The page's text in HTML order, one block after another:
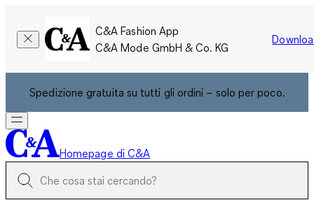
C&A Fashion App
C&A Mode GmbH & Co. KG
Spedizione gratuita su tutti gli ordini – solo per poco.
Homepage di C&A